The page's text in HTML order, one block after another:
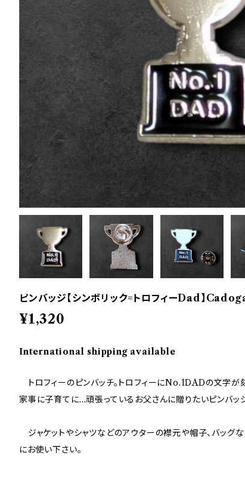
ピンバッジ【シンボリック=トロフィーDad】
¥1,320
International shipping available
トロフィーのピンバッチ。トロフィーにNo.1DADの文字が
家事に子育てに…頑張っているお父さんに贈りたいピンバッジ
ジャケットやシャツなどのアウターの襟元や帽子、バッグ
にお使い下さい。